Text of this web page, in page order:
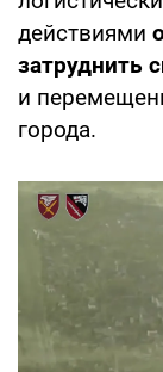
действиями
затруднить
и
города.